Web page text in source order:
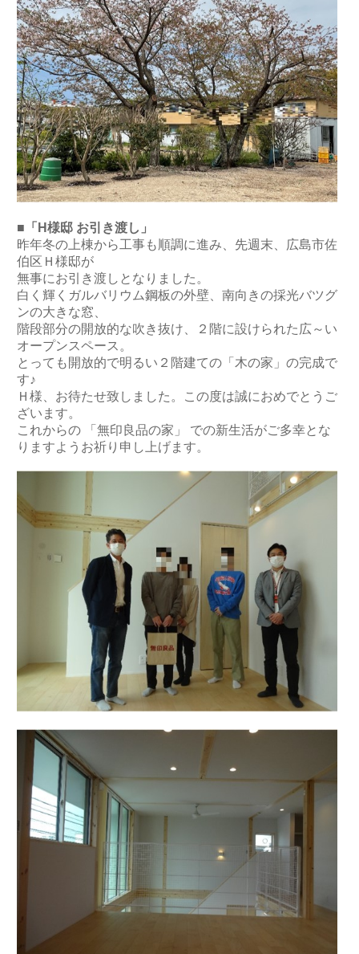
■「H様邸 お引き渡し」
昨年冬の上棟から工事も順調に進み、先週末、広島市佐
伯区Ｈ様邸が
無事にお引き渡しとなりました。
白く輝くガルバリウム鋼板の外壁、南向きの採光バツグ
ンの大きな窓、
階段部分の開放的な吹き抜け、２階に設けられた広～い
オープンスペース。
とっても開放的で明るい２階建ての「木の家」の完成で
す♪
Ｈ様、お待たせ致しました。この度は誠におめでとうご
ざいます。
これからの 「無印良品の家」 での新生活がご多幸とな
りますようお祈り申し上げます。